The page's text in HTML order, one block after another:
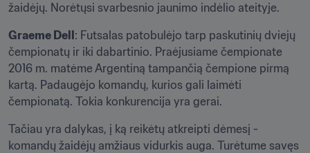
žaidėjų. Norėtųsi svarbesnio jaunimo indėlio ateityje.
Graeme Dell : Futsalas patobulėjo tarp paskutinių dviejų
čempionatų ir iki dabartinio. Praėjusiame čempionate
2016 m. matėme Argentiną tampančią čempione pirmą
kartą. Padaugėjo komandų, kurios gali laimėti
čempionatą. Tokia konkurencija yra gerai.
Tačiau yra dalykas, į ką reikėtų atkreipti dėmesį -
komandų žaidėjų amžiaus vidurkis auga. Turėtume savęs